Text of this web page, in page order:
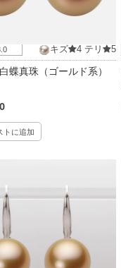
キズ 4 テリ 5
蝶真珠（ゴールド系）
トに追加